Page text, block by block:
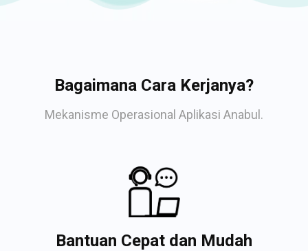
Bagaimana Cara Kerjanya?
Mekanisme Operasional Aplikasi Anabul.
Bantuan Cepat dan Mudah